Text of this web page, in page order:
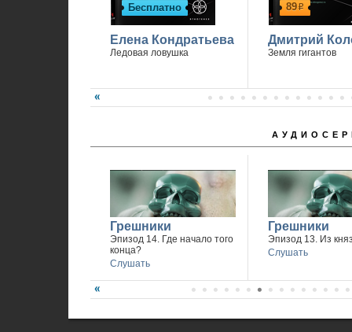
Бесплатно
Елена Кондратьева
Ледовая ловушка
89р
Дмитрий
Земля гигантов
Грешники
Эпизод 14. Где начало того
конца?
Слушать
Грешники
Эпизод 13. Из
Слушать